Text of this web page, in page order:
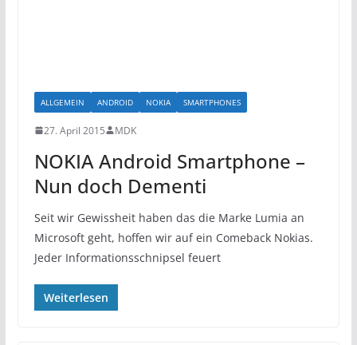
ALLGEMEIN ANDROID NOKIA SMARTPHONES
27. April 2015 MDK
NOKIA Android Smartphone –
Nun doch Dementi
Seit wir Gewissheit haben das die Marke Lumia an
Microsoft geht, hoffen wir auf ein Comeback Nokias.
Jeder Informationsschnipsel feuert
Weiterlesen